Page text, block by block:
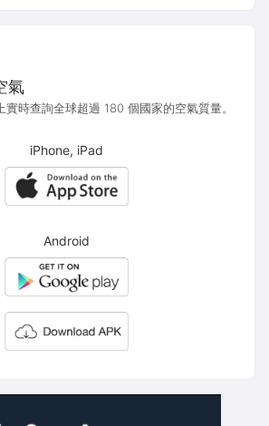
氣
實時查詢全球超過 180 個國家的空氣質量。
iPhone, iPad
Android